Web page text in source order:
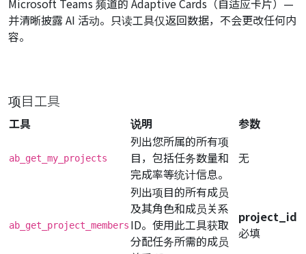
并清晰披露 AI 活动。只读工具仅返回数据，不会更改任何内
容。
项目工具
工具 说明 参数
ab_get_my_projects
列出您所属的所有项
目，包括任务数量和
完成率等统计信息。
无
ab_get_project_members
列出项目的所有成员
及其角色和成员关系
ID。使用此工具获取
分配任务所需的成员
project_id
必填